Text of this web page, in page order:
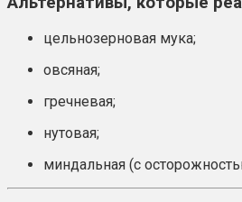
цельнозерновая мука;
овсяная;
гречневая;
нутовая;
миндальная (с